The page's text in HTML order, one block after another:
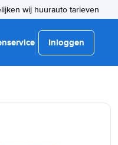
wij huurauto tarieven
Inloggen